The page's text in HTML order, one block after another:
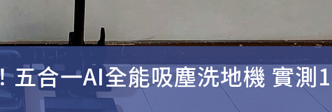
五合一AI全能吸塵洗地機 實測1